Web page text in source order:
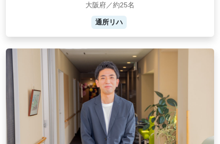
大阪府／約25名
通所リハ